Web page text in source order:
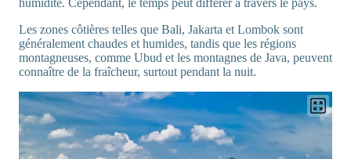
humidité. Cependant, le temps peut différer à travers le pays.
Les zones côtières telles que Bali, Jakarta et Lombok sont
généralement chaudes et humides, tandis que les régions
montagneuses, comme Ubud et les montagnes de Java, peuvent
connaître de la fraîcheur, surtout pendant la nuit.